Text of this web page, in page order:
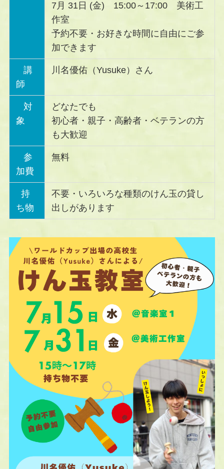
7月 31日 (金) 15:00～17:00 美術工
作室
予約不要・お好きな時間に自由にご参
加できます
講
師
川名優佑（Yusuke）さん
対
象
どなたでも
初心者・親子・高齢者・ベテランの方
も大歓迎
参
加費
無料
持
ち物
不要・いろいろな種類のけん玉の貸し
出しがあります